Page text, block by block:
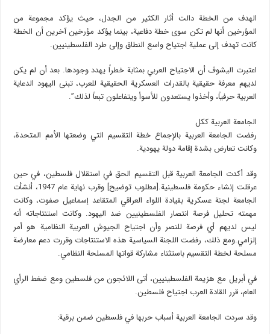
الهدف من الخطة دالت أثار الكثير من الجدل، حيث يؤكد مجموعة من
المؤرخين أنها لم تكن سوى خطة دفاعية، بينما يؤكد مؤرخين آخرين أن الخطة
كانت تهدف إلى عملية اجتياح واسع النطاق وإلى طرد الفلسطينيين.
اعتبرت اليشوڤ أن الاجتياح العربي بمثابة خطراً يهدد وجودها. بعد أن لم يكن
لديهم معرفة حقيقية بالقدرات العسكرية الحقيقية للعرب، تبنى اليهود الدعاية
العربية حرفياً، وأخذوا يستعدون للأسوأ ويتفاعلون تبعاً لذلك”.
الجامعة العربية ككل
رفضت الجامعة العربية بالإجماع خطة التقسيم التي وضعتها الأمم المتحدة،
وكانت تعارض بشدة إقامة دولة يهودية.
وقد أكدت الجامعة العربية قبل التقسيم الحق في استقلال فلسطين، في حين
عرقلت إنشاء حكومة فلسطينية.[مطلوب توضيح] وقرب نهاية عام 1947، أنشأت
الجامعة لجنة عسكرية بقيادة اللواء العراقي المتقاعد إسماعيل صفوت، وكانت
مهمته تحليل فرصة انتصار الفلسطينيين ضد اليهود. وكانت استنتاجاته أنه
ليس لديهم أي فرصة للنصر وأن اجتياح الجيوش العربية النظامية هو أمر
إلزامي.ومع ذلك، رفضت اللجنة السياسية هذه الاستنتاجات وقررت دعم معارضة
مسلحة لخطة التقسيم باستثناء مشاركة قواتها المسلحة النظامي.
في أبريل مع هزيمة الفلسطينيين، أتى اللائجون من فلسطين ومع ضغط الرأي
العام، قرر القادة العرب اجتياح فلسطين.
وقد سردت الجامعة العربية أسباب حربها في فلسطين ضمن برقية: